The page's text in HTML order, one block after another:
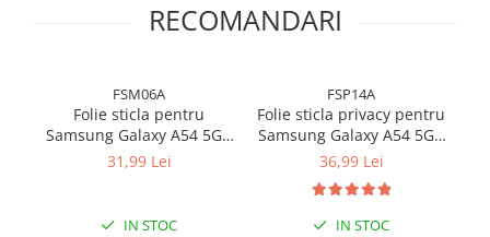
RECOMANDARI
FSM06A
Folie sticla pentru
Samsung Galaxy A54 5G -
Full glue
31,99 Lei
IN STOC
FSP14A
Folie sticla privacy pentru
Samsung Galaxy A54 5G -
Full glue
36,99 Lei
IN STOC